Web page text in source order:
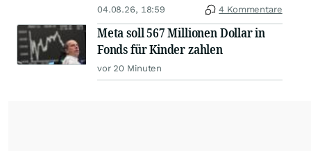
04.08.26, 18:59 4 Kommentare
Meta soll 567 Millionen Dollar in
Fonds für Kinder zahlen
vor 20 Minuten